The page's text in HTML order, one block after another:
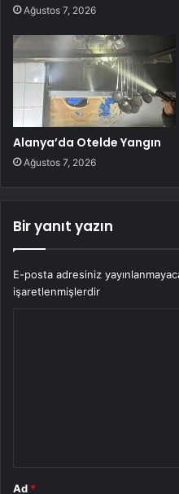
Ağustos 7, 2026
Alanya’da Otelde Yangın
Ağustos 7, 2026
Bir yanıt yazın
E-posta adresiniz
işaretlenmişlerdir
Ad *